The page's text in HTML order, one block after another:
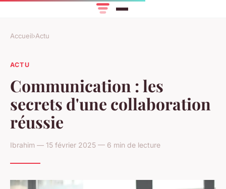
Accueil›Actu
ACTU
Communication : les
secrets d'une collaboration
réussie
Ibrahim — 15 février 2025 — 6 min de lecture